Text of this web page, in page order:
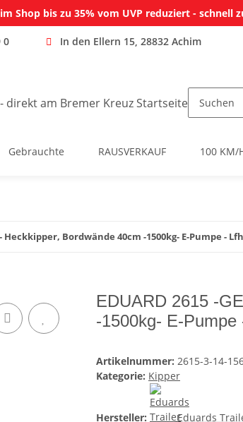
Shop bis zu 35% vom UVP reduziert - schnell
0 In den Ellern 15, 28832 Achim
Gebrauchte RAUSVERKAUF 100 KM/
Heckkipper, Bordwände 40cm -1500kg- E-Pumpe -
EDUARD 2615 -
-1500kg- E-
Artikelnummer: 2615-3-14-
Kategorie: Kipper
Hersteller: Eduards